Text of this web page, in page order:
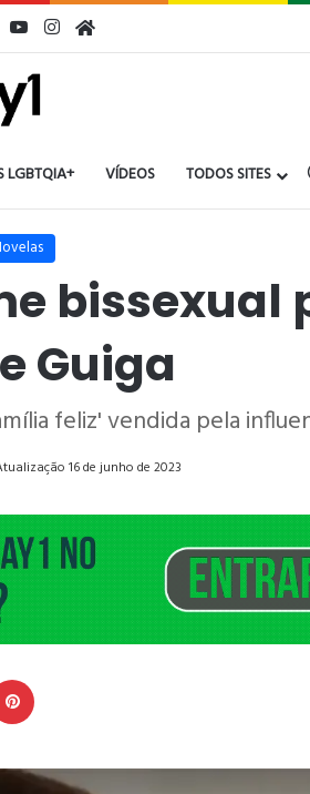
YouTube
Instagram
Gay1
LGBTQIA+ VÍDEOS TODOS SITES
Guiga
feliz' vendida pela
16 de junho de 2023